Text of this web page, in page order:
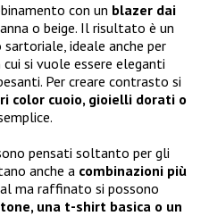
con un blazer dai
o beige. Il risultato è un
ideale anche per
si vuole essere eleganti
Per creare contrasto si
color cuoio, gioielli dorati o
pensati soltanto per gli
anche a combinazioni più
ma raffinato si possono
una t-shirt basica o un